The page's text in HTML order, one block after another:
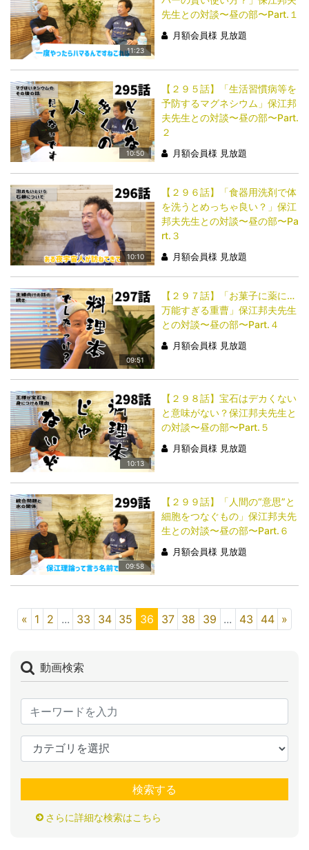
11:23
先生との対談〜昼の部〜Part.１
月額会員様 見放題
10:50
【２９５話】「生活習慣病等を
予防するマグネシウム」保江邦
夫先生との対談〜昼の部〜Part.
２
月額会員様 見放題
10:10
【２９６話】「食器用洗剤で体
を洗うとめっちゃ良い？」保江
邦夫先生との対談〜昼の部〜Pa
rt.３
月額会員様 見放題
09:51
【２９７話】「お菓子に薬に…
万能すぎる重曹」保江邦夫先生
との対談〜昼の部〜Part.４
月額会員様 見放題
10:13
【２９８話】宝石はデカくない
と意味がない？保江邦夫先生と
の対談〜昼の部〜Part.５
月額会員様 見放題
09:58
【２９９話】「人間の“意思”と
細胞をつなぐもの」保江邦夫先
生との対談〜昼の部〜Part.６
月額会員様 見放題
« 1 2 ... 33 34 35 36 37 38 39 ... 43 44 »
動画検索
検索する
さらに詳細な検索はこちら